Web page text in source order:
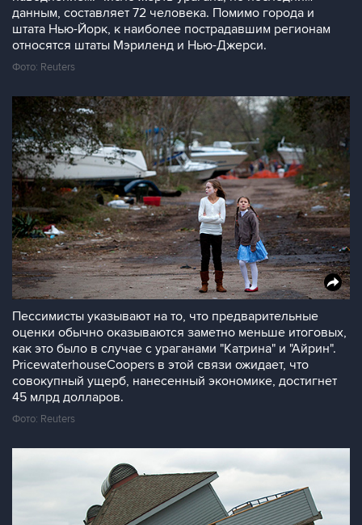
данным, составляет 72 человека. Помимо города и
штата Нью-Йорк, к наиболее пострадавшим регионам
относятся штаты Мэриленд и Нью-Джерси.
Фото: Reuters
Пессимисты указывают на то, что предварительные
оценки обычно оказываются заметно меньше итоговых,
как это было в случае с ураганами "Катрина" и "Айрин".
PricewaterhouseCoopers в этой связи ожидает, что
совокупный ущерб, нанесенный экономике, достигнет
45 млрд долларов.
Фото: Reuters